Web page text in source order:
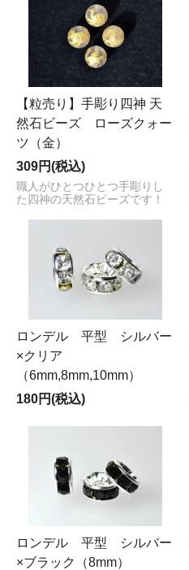
【粒売り】手彫り四神 天
然石ビーズ ローズクォー
ツ（金）
309円(税込)
職人がひとつひとつ手彫りし
た四神の天然石ビーズです！
ロンデル 平型 シルバー
×クリア
（6mm,8mm,10mm）
180円(税込)
ロンデル 平型 シルバー
×ブラック（8mm）